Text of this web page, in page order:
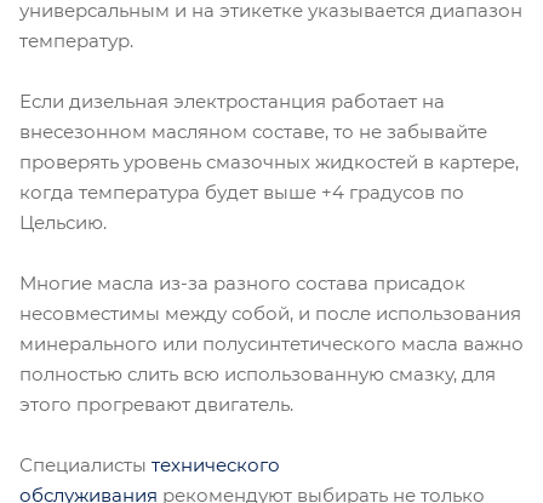
универсальным и на этикетке указывается диапазон
температур.
Если дизельная электростанция работает на
внесезонном масляном составе, то не забывайте
проверять уровень смазочных жидкостей в картере,
когда температура будет выше +4 градусов по
Цельсию.
Многие масла из-за разного состава присадок
несовместимы между собой, и после использования
минерального или полусинтетического масла важно
полностью слить всю использованную смазку, для
этого прогревают двигатель.
Специалисты технического
обслуживания рекомендуют выбирать не только